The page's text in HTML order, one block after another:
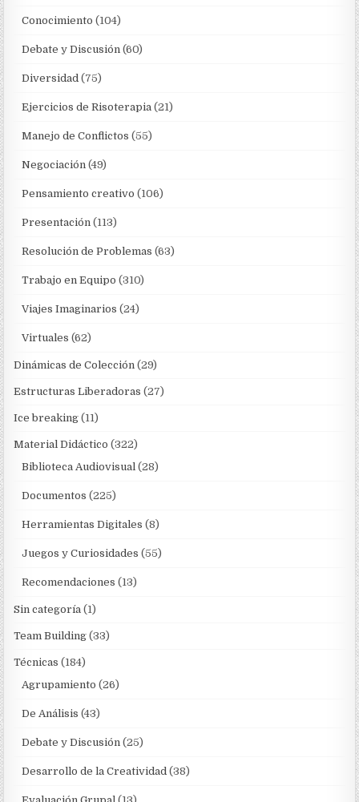
Conocimiento (104)
Debate y Discusión (60)
Diversidad (75)
Ejercicios de Risoterapia (21)
Manejo de Conflictos (55)
Negociación (49)
Pensamiento creativo (106)
Presentación (113)
Resolución de Problemas (63)
Trabajo en Equipo (310)
Viajes Imaginarios (24)
Virtuales (62)
Dinámicas de Colección (29)
Estructuras Liberadoras (27)
Ice breaking (11)
Material Didáctico (322)
Biblioteca Audiovisual (28)
Documentos (225)
Herramientas Digitales (8)
Juegos y Curiosidades (55)
Recomendaciones (13)
Sin categoría (1)
Team Building (33)
Técnicas (184)
Agrupamiento (26)
De Análisis (43)
Debate y Discusión (25)
Desarrollo de la Creatividad (38)